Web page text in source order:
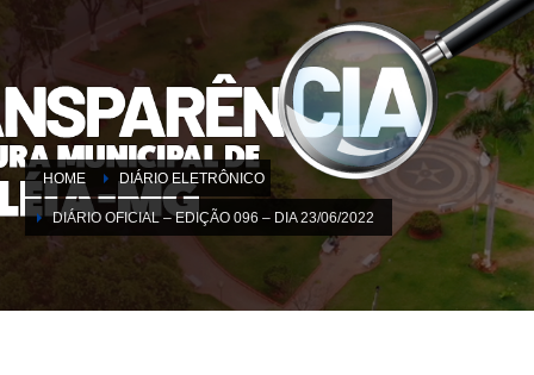
HOME DIÁRIO ELETRÔNICO
DIÁRIO OFICIAL – EDIÇÃO 096 – DIA 23/06/2022